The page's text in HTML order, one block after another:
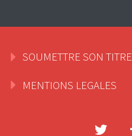
SOUMETTRE SON TITRE
MENTIONS LEGALES